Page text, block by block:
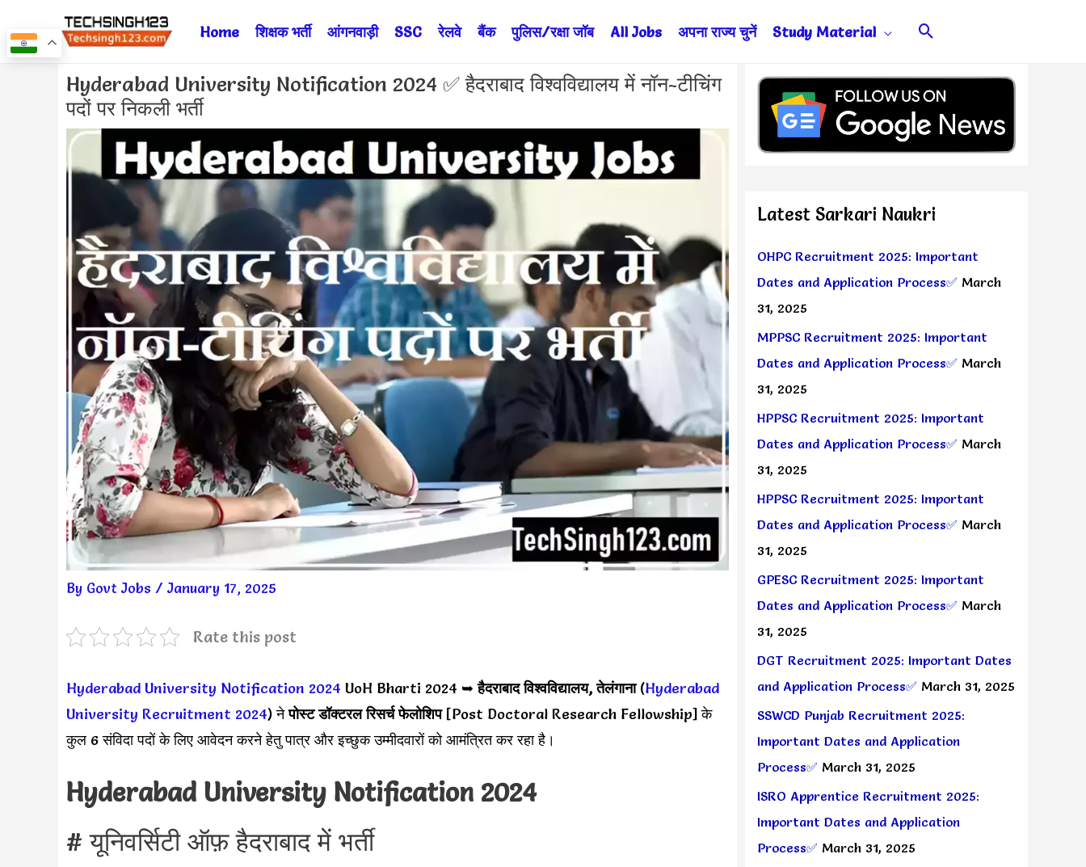
to
Home शिक्षक भर्ती आंगनवाड़ी SSC रेलवे बैंक पुलिस/रक्षा जॉब All Jobs अपना राज्य चुनें Study Material Search
Hyderabad University Notification 2024 ✅ हैदराबाद विश्वविद्यालय में नॉन-टीचिंग
पदों पर निकली भर्ती
By Govt Jobs / January 17, 2025
Rate this post
Hyderabad University Notification 2024 UoH Bharti 2024 ➥हैदराबाद विश्वविद्यालय,तेलंगाना(Hyderabad
University Recruitment 2024) नेपोस्ट डॉक्टरल रिसर्च फेलोशिप[Post Doctoral Research Fellowship] के
कुल 6 संविदा पदों के लिए आवेदन करने हेतु पात्र और इच्छुक उम्मीदवारों को आमंत्रित कर रहा है।
Hyderabad University Notification 2024
# यूनिवर्सिटी ऑफ़ हैदराबाद में भर्ती
Post
navigation
Latest Sarkari Naukri
OHPC Recruitment 2025: Important
Dates and Application Process✅ March
31, 2025
MPPSC Recruitment 2025: Important
Dates and Application Process✅ March
31, 2025
HPPSC Recruitment 2025: Important
Dates and Application Process✅ March
31, 2025
HPPSC Recruitment 2025: Important
Dates and Application Process✅ March
31, 2025
GPESC Recruitment 2025: Important
Dates and Application Process✅ March
31, 2025
DGT Recruitment 2025: Important Dates
and Application Process✅ March 31, 2025
SSWCD Punjab Recruitment 2025:
Important Dates and Application
Process✅ March 31, 2025
ISRO Apprentice Recruitment 2025:
Important Dates and Application
Process✅ March 31, 2025